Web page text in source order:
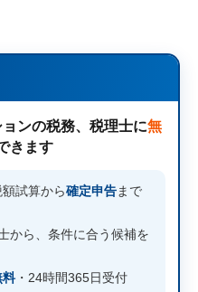
ンの税務、 税理士に無
きます
試算から確定申告 まで
から、条件に合う候補を
料・24時間365日受付